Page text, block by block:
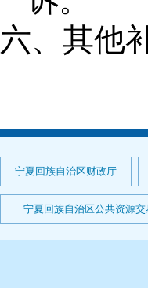
六、其他
宁夏回族自治区财政厅
宁夏回族自治区公共资源交